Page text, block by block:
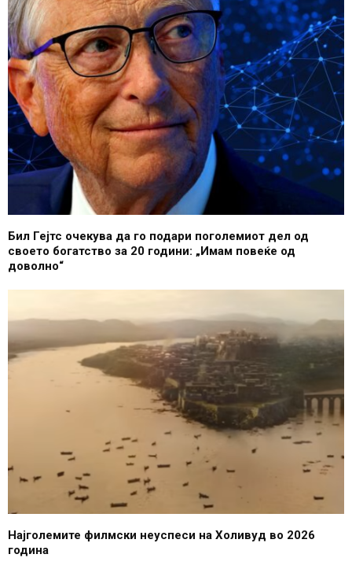
Бил Гејтс очекува да го подари поголемиот дел од
своето богатство за 20 години: „Имам повеќе од
доволно“
Најголемите филмски неуспеси на Холивуд во 2026
година